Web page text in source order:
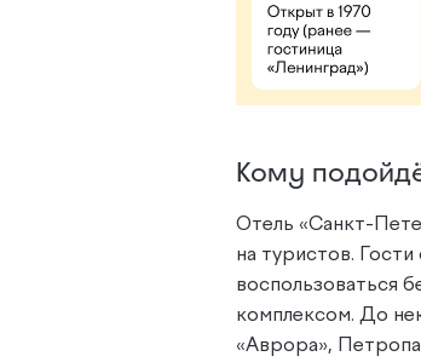
Кому
Отель «Санкт-
на туристов.
воспользоваться
комплексом. До
«Аврора»,